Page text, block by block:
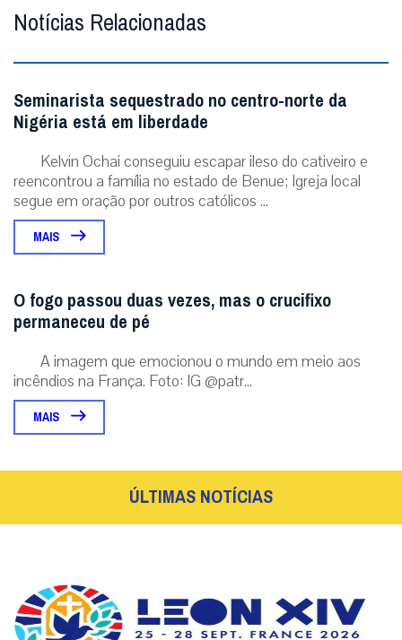
Notícias Relacionadas
Seminarista sequestrado no centro-norte da
Nigéria está em liberdade
Kelvin Ochai conseguiu escapar ileso do cativeiro e
reencontrou a família no estado de Benue; Igreja local
segue em oração por outros católicos ...
MAIS
O fogo passou duas vezes, mas o crucifixo
permaneceu de pé
A imagem que emocionou o mundo em meio aos
incêndios na França. Foto: IG @patr...
MAIS
ÚLTIMAS NOTÍCIAS